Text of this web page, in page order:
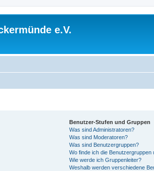
e.V.
Benutzer-Stufen und Gruppen
Was sind Administratoren?
Was sind Moderatoren?
Was sind Benutzergruppen?
Wo finde ich die Benutzergruppen
Wie werde ich Gruppenleiter?
Weshalb werden verschiedene